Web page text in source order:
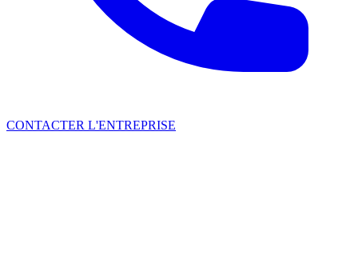
CONTACTER L'ENTREPRISE